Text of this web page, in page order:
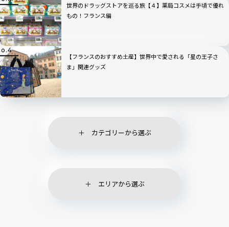
世界のドラッグストアを巡る旅【４】薬局コスメは手頃で優れ
もの！フランス編
【フランスのおすすめ土産】世界中で愛される「星の王子さ
ま」関連グッズ
カテゴリーから選ぶ
エリアから選ぶ